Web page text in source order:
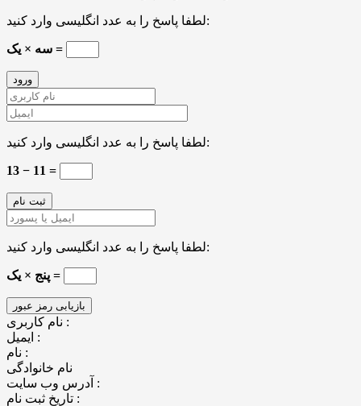
لطفا پاسخ را به عدد انگلیسی وارد کنید:
سه × یک =
لطفا پاسخ را به عدد انگلیسی وارد کنید:
13 − 11 =
لطفا پاسخ را به عدد انگلیسی وارد کنید:
پنج × یک =
نام کاربری :
ایمیل :
نام :
نام خانوادگی
آدرس وب سایت :
تاریخ ثبت نام :